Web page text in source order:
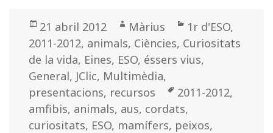
e
b
o
o
k
it
te
r
m
p
a
rt
ei
x
Posted
on
21 abril 2012 Author
Màrius Categories
1r d'ESO,
2011-2012, animals, Ciències, Curiositats
de la vida, Eines, ESO, éssers vius,
General, JClic, Multimèdia,
presentacions, recursos Tags
2011-2012,
amfibis, animals, aus, cordats,
curiositats, ESO, mamífers, peixos,